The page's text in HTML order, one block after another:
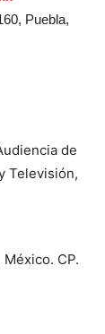
Puebla,
de
Televisión,
CP.